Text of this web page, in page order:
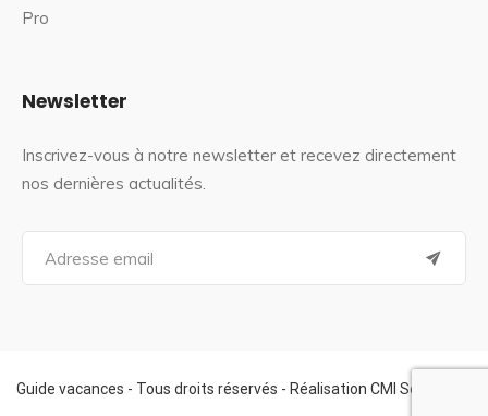
Pro
Newsletter
Inscrivez-vous à notre newsletter et recevez directement
nos dernières actualités.
a
f
o
Guide vacances - Tous droits réservés - Réalisation CMI Services